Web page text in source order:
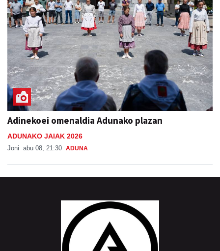
Adinekoei omenaldia Adunako plazan
ADUNAKO JAIAK 2026
Joni abu 08, 21:30 ADUNA